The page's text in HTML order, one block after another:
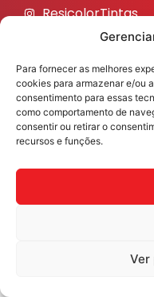
Para fornecer as melhores
cookies para armazenar e/ou
consentimento para essas
como comportamento de
consentir ou retirar o
recursos e funções.
Ver
ResicolorTintas
ResicolorTintas
ResicolorTintas
ResicolorTintas
Resicolor Tintas